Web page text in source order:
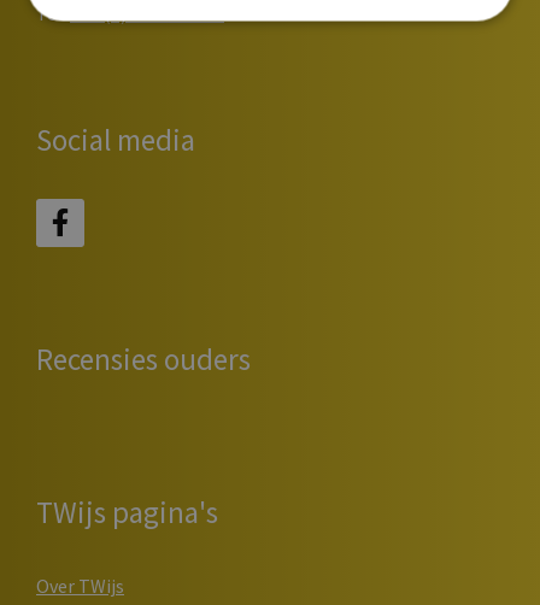
Tel:
Social media
Recensies ouders
TWijs pagina's
Over TWijs